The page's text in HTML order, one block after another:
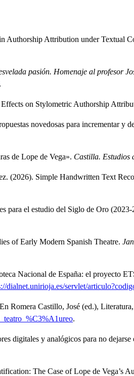
Authorship Attribution under Textual
pasión. Homenaje al profesor
.
on Stylometric Authorship
novedosas para incrementar y
de Lope de Vega». Castilla. Estudios
(2026). Simple Handwritten Text
para el estudio del Siglo de Oro (2023-
of Early Modern Spanish Theatre.
Nacional de España: el proyecto
dialnet.unirioja.es/servlet/
En Romera Castillo, José (ed.),
.
digitales y analógicos para no
The Case of Lope de Vega’s